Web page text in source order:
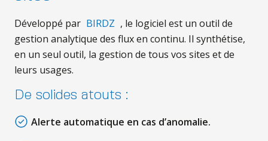
Développé par BIRDZ , le logiciel est un outil de
gestion analytique des flux en continu. Il synthétise,
en un seul outil, la gestion de tous vos sites et de
leurs usages.
De solides atouts :
Alerte automatique en cas d’anomalie.